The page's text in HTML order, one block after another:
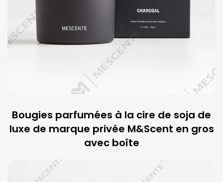
Bougies parfumées à la cire de soja de
luxe de marque privée M&Scent en gros
avec boîte